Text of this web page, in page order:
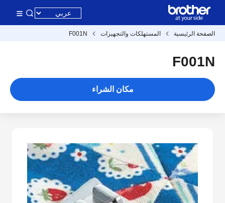
الصفحة الرئيسية المستهلكات والتجهيزات F001N
F001N
مكان الشراء